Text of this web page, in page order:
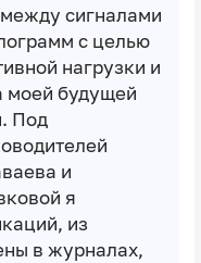
сигналами
с целью
нагрузки и
моей будущей
Под
и
я
из
в журналах,